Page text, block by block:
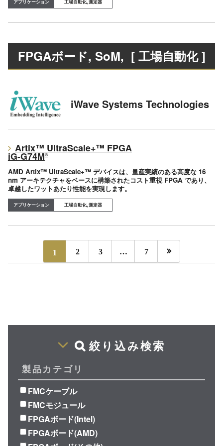
工場自動化, 測定器
FPGAボード, SoM, [ 工場自動化 ]
iWave Systems Technologies
Artix™ UltraScale+™ FPGA
iG-G74M®
AMD Artix™ UltraScale+™ デバイスは、量産実績のある高度な 16
nm アーキテクチャをベースに構築されたコスト重視 FPGA であり、
卓越したワットあたり性能を実現します。
工場自動化, 測定器
1 2 3 … 7 
絞り込み検索
製品カテゴリ
FMCケーブル
FMCモジュール
FPGAボード(Intel)
FPGAボード(AMD)